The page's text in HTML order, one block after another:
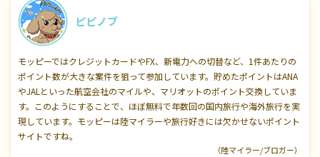
ピピノブ
モッピーではクレジットカードやFX、新電力への切替など、1件あたりの
ポイント数が大きな案件を狙って参加しています。貯めたポイントはANA
やJALといった航空会社のマイルや、マリオットのポイント交換していま
す。このようにすることで、ほぼ無料で年数回の国内旅行や海外旅行を実
現しています。モッピーは陸マイラーや旅行好きには欠かせないポイント
サイトですね。
（陸マイラー/ブロガー）